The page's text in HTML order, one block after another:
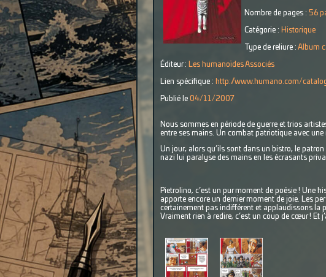
Nombre de pages : 56
Catégorie : Historique
Type de reliure : Album
Éditeur : Les humanoïdes Associés
Lien spécifique : http://www.humano.com/
Publié le 04/11/2007
Nous sommes en période de guerre et trios
entre ses mains. Un combat patriotique avec une
Un jour, alors qu’ils sont dans un bistro, le
nazi lui paralyse des mains en les écrasants
Pietrolino, c’est un pur moment de poésie ! Une
apporte encore un dernier moment de joie. Les
certainement pas indifférent et applaudissons la
Vraiment rien à redire, c’est un coup de cœur ! Et